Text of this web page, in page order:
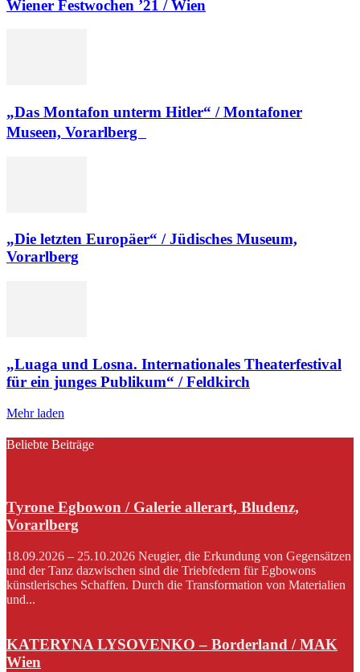
Wiener Festwochen ’21 / Wien
„Das Montafon unterm Hitler“ / Montafoner
Museen, Vorarlberg
„Die letzten Europäer“ / Jüdisches Museum,
Vorarlberg
„Luaga und Losna. Internationales Theaterfestival
für ein junges Publikum“ / Feldkirch
Mehr laden
Beliebte Beiträge
Tyrone Egbowon / Galerie allerart, Bludenz,
Vorarlberg
18.09.2026 – 25.10.2026 Neugier, die Erkundung von Gegensätzen
und der Tanz dazwischen sind die Triebfedern für Egbowons
künstlerisches Schaffen. Durch die Transformation von Materialien
und...
KATERYNA LYSOVENKO – Borderland / MAK
Wien